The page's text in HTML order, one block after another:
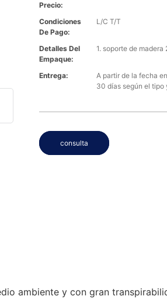
Precio:
Condiciones
De Pago:
L/C T/T
Detalles Del
Empaque:
1. soporte de madera
Entrega:
A partir de la fecha
30 días según el
consulta
ambiente y con gran